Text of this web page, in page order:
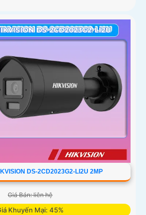
DS-2CD2023G2-LI2U 2MP
Giá Bán: liên hệ
Khuyến Mại: 45%